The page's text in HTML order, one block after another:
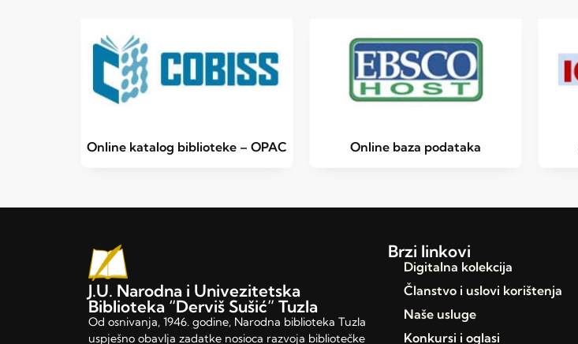
Online katalog biblioteke – OPAC Online baza podataka
J.U. Narodna i Univezitetska
Biblioteka “Derviš Sušić” Tuzla
Od osnivanja, 1946. godine, Narodna biblioteka Tuzla
uspješno obavlja zadatke nosioca razvoja bibliotečke
Brzi linkovi
Digitalna kolekcija
Članstvo i uslovi korištenja
Naše usluge
Konkursi i oglasi